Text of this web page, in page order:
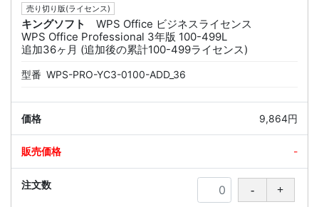
売り切り版(ライセンス)
キングソフト
WPS Office ビジネスライセンス
WPS Office Professional 3年版 100-499L
追加36ヶ月 (追加後の累計100-499ライセンス)
型番 WPS-PRO-YC3-0100-ADD_36
9,864円
-